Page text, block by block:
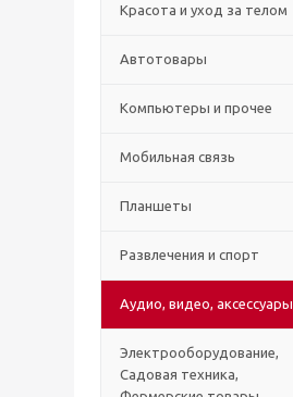
Красота и уход за телом
Автотовары
Компьютеры и прочее
Мобильная связь
Планшеты
Развлечения и спорт
Аудио, видео, аксессуары
Электрооборудование,
Садовая техника,